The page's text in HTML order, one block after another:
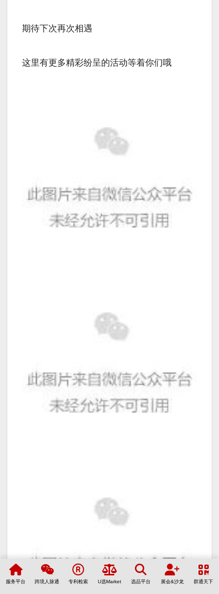
期待下次再次相遇
这里有更多精彩纷呈的活动等着你们哦
服务平台 跨境人脉通 专利检索 U选Market 选品平台 展会&沙龙 群通天下